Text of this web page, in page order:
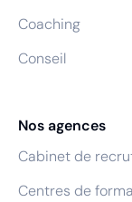
Coaching
Conseil
Nos agences
Cabinet de
Centres de